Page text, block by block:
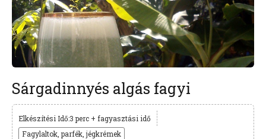
Sárgadinnyés algás fagyi
Elkészítési Idő:3 perc + fagyasztási idő
Fagylaltok, parfék, jégkrémek